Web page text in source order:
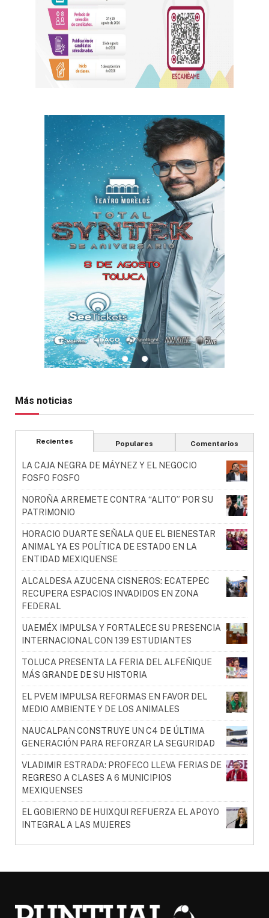
Más noticias
Recientes Populares Comentarios
LA CAJA NEGRA DE MÁYNEZ Y EL NEGOCIO
FOSFO FOSFO
NOROÑA ARREMETE CONTRA “ALITO” POR SU
PATRIMONIO
HORACIO DUARTE SEÑALA QUE EL BIENESTAR
ANIMAL YA ES POLÍTICA DE ESTADO EN LA
ENTIDAD MEXIQUENSE
ALCALDESA AZUCENA CISNEROS: ECATEPEC
RECUPERA ESPACIOS INVADIDOS EN ZONA
FEDERAL
UAEMÉX IMPULSA Y FORTALECE SU PRESENCIA
INTERNACIONAL CON 139 ESTUDIANTES
TOLUCA PRESENTA LA FERIA DEL ALFEÑIQUE
MÁS GRANDE DE SU HISTORIA
EL PVEM IMPULSA REFORMAS EN FAVOR DEL
MEDIO AMBIENTE Y DE LOS ANIMALES
NAUCALPAN CONSTRUYE UN C4 DE ÚLTIMA
GENERACIÓN PARA REFORZAR LA SEGURIDAD
VLADIMIR ESTRADA: PROFECO LLEVA FERIAS DE
REGRESO A CLASES A 6 MUNICIPIOS
MEXIQUENSES
EL GOBIERNO DE HUIXQUI REFUERZA EL APOYO
INTEGRAL A LAS MUJERES